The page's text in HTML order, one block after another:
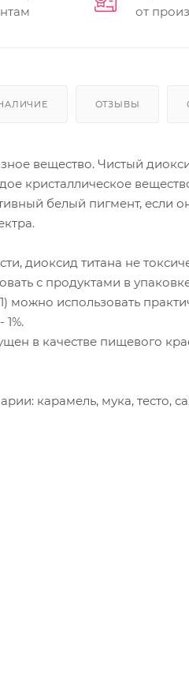
от
ОТЗЫВЫ
вещество. Чистый
кристаллическое
белый пигмент, если
диоксид титана не
с продуктами в
можно использовать
1%.
в качестве пищевого
карамель, мука, тесто,